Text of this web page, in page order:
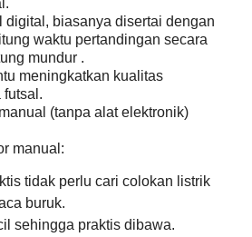
digital, biasanya disertai dengan
waktu pertandingan secara
mundur .
meningkatkan kualitas
futsal.
(tanpa alat elektronik)
manual:
tidak perlu cari colokan listrik
buruk.
sehingga praktis dibawa.